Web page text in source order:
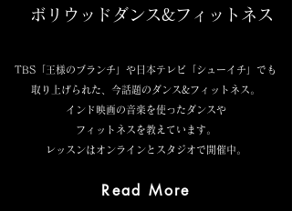
ボリウッドダンス&フィットネス
TBS「王様のブランチ」や日本テレビ「シューイチ」でも
取り上げられた、今話題のダンス&フィットネス。
インド映画の音楽を使ったダンスや
フィットネスを教えています。
レッスンはオンラインとスタジオで開催中。
Read More